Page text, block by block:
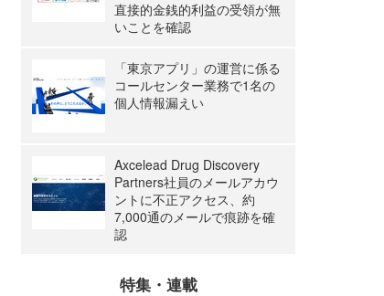
直接的金銭的利益の受領が無
いことを確認
「東京アプリ」の運営に係る
コールセンター業務で1名の
個人情報漏えい
Axcelead Drug Discovery
Partners社員のメールアカウ
ントに不正アクセス、約
7,000通のメールで痕跡を確
認
特集・連載